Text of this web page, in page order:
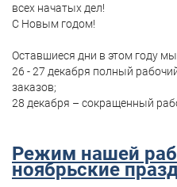
всех начатых дел!
С Новым годом!
Оставшиеся дни в этом году
26 - 27 декабря полный
заказов;
28 декабря – сокращенный
Режим нашей
ноябрьские